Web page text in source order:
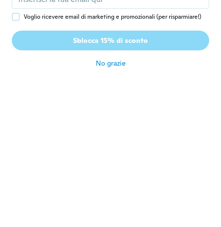
Veronika
Iscrizione dal 2016 · 164 recensioni · 54 caricamenti
Egy számmal nagyobbat érdemes rendelni.
Amúgy anyaga és fazonja jó! Köszönöm
Voglio ricevere email di marketing e promozionali (per risparmiare!)
Sblocca 15% di sconto
No grazie